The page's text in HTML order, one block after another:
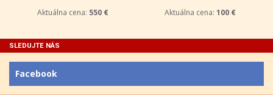
Aktuálna cena: 550 € Aktuálna cena: 100 €
SLEDUJTE NÁS
Facebook